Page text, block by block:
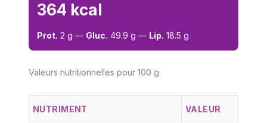
364 kcal
Prot. 2 g — Gluc. 49.9 g — Lip. 18.5 g
Valeurs nutritionnelles pour 100 g
NUTRIMENT VALEUR